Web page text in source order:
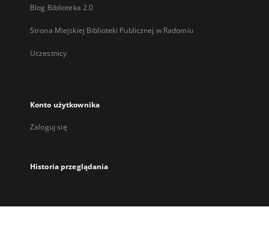
Blog Biblioteka 2.0
Strona Miejskiej Biblioteki Publicznej w Radomiu
Uczestnicy
Konto użytkownika
Zaloguj się
Historia przeglądania